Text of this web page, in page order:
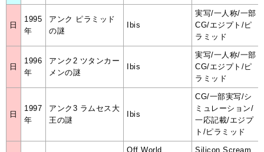
日
1995
年
アンク ピラミッド
の謎
Ibis
実写/一人称/一部
CG/エジプト/ピ
ラミッド
日
1996
年
アンク2 ツタンカー
メンの謎
Ibis
実写/一人称/一部
CG/エジプト/ピ
ラミッド
日
1997
年
アンク3 ラムセス大
王の謎
Ibis
CG/一部実写/シ
ミュレーション/
一応記載/エジプ
ト/ピラミッド
Off World
Silicon Scream